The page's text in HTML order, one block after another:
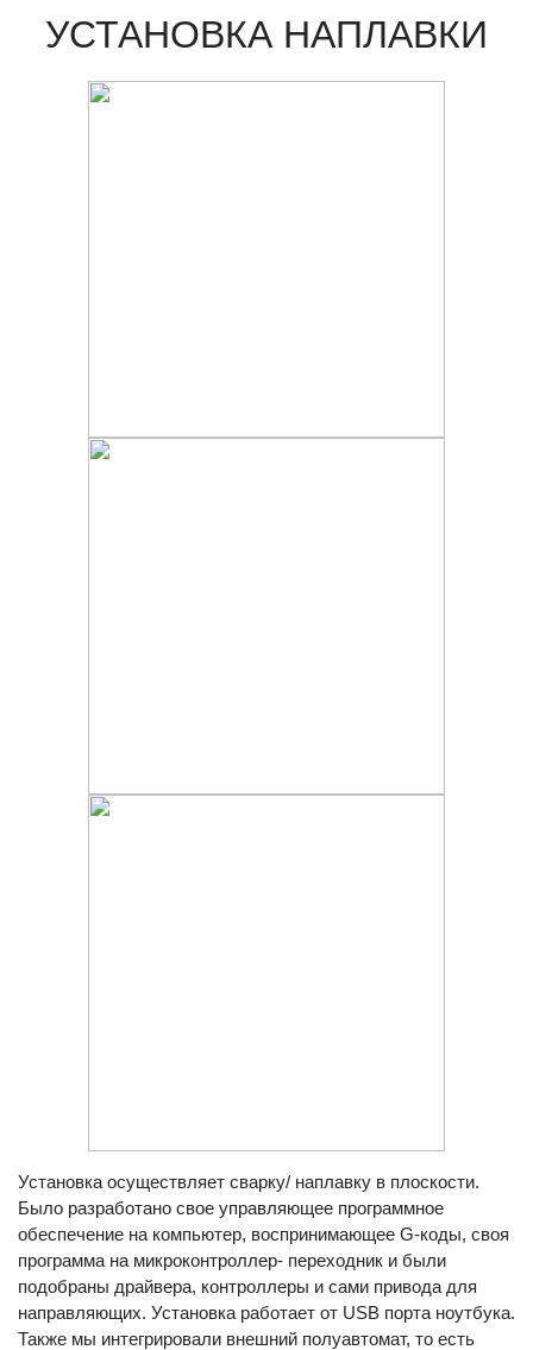
УСТАНОВКА НАПЛАВКИ
Установка осуществляет сварку/ наплавку в плоскости.
Было разработано свое управляющее программное
обеспечение на компьютер, воспринимающее G-коды, своя
программа на микроконтроллер- переходник и были
подобраны драйвера, контроллеры и сами привода для
направляющих. Установка работает от USB порта ноутбука.
Также мы интегрировали внешний полуавтомат, то есть